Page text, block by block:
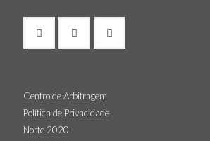
Centro de Arbitragem
Política de Privacidade
Norte 2020